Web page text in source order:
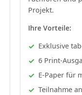
Projekt.
Ihre Vorteile:
Exklusive
6 Print-
E-Paper für
Teilnahme